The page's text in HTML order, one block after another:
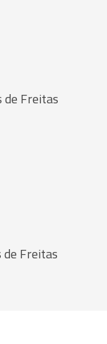
de Freitas
de Freitas